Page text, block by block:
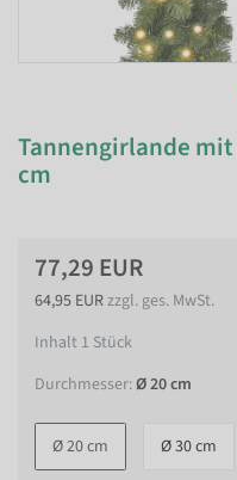
Tannengirlande
cm
77,29 EUR
64,95 EURzzgl. ges. MwSt.
Inhalt 1 Stück
Durchmesser:Ø 20 cm
Ø 20 cm Ø 30 cm